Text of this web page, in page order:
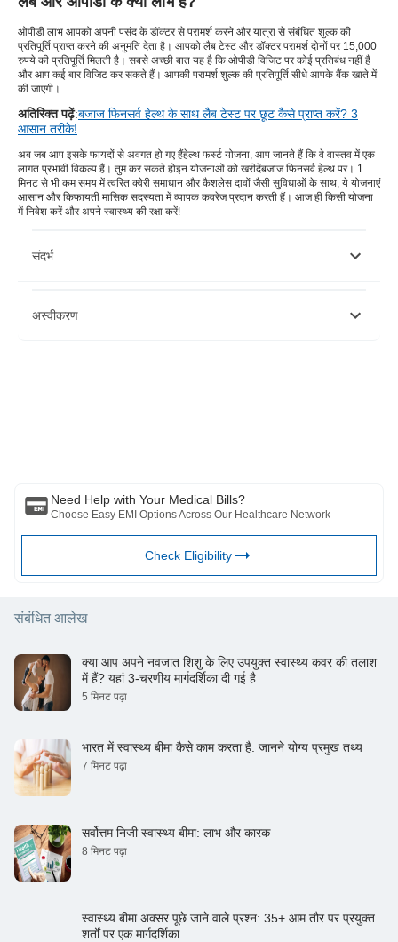
ओपीडी लाभ आपको अपनी पसंद के डॉक्टर से परामर्श करने और यात्रा से संबंधित शुल्क की
प्रतिपूर्ति प्राप्त करने की अनुमति देता है। आपको लैब टेस्ट और डॉक्टर परामर्श दोनों पर 15,000
रुपये की प्रतिपूर्ति मिलती है। सबसे अच्छी बात यह है कि ओपीडी विजिट पर कोई प्रतिबंध नहीं है
और आप कई बार विजिट कर सकते हैं। आपकी परामर्श शुल्क की प्रतिपूर्ति सीधे आपके बैंक खाते में
की जाएगी।
अतिरिक्त पढ़ें:बजाज फिनसर्व हेल्थ के साथ लैब टेस्ट पर छूट कैसे प्राप्त करें? 3
आसान तरीके!
अब जब आप इसके फायदों से अवगत हो गए हैंहेल्थ फर्स्ट योजना , आप जानते हैं कि वे वास्तव में एक
लागत प्रभावी विकल्प हैं। तुम कर सकते होइन योजनाओं को खरीदेंबजाज फिनसर्व हेल्थ पर। 1
मिनट से भी कम समय में त्वरित क्वेरी समाधान और कैशलेस दावों जैसी सुविधाओं के साथ, ये योजनाएं
आसान और किफायती मासिक सदस्यता में व्यापक कवरेज प्रदान करती हैं। आज ही किसी योजना
में निवेश करें और अपने स्वास्थ्य की रक्षा करें!
संदर्भ
https://www.nascollege.org/e%20cotent%2010-4-
अस्वीकरण
Need Help with Your Medical Bills?
Choose Easy EMI Options Across Our Healthcare Network
Check Eligibility
संबंधित आलेख
क्या आप अपने नवजात शिशु के लिए उपयुक्त स्वास्थ्य कवर की तलाश
में हैं? यहां 3-चरणीय मार्गदर्शिका दी गई है
5 मिनट पढ़ा
भारत में स्वास्थ्य बीमा कैसे काम करता है: जानने योग्य प्रमुख तथ्य
7 मिनट पढ़ा
सर्वोत्तम निजी स्वास्थ्य बीमा: लाभ और कारक
8 मिनट पढ़ा
स्वास्थ्य बीमा अक्सर पूछे जाने वाले प्रश्न: 35+ आम तौर पर प्रयुक्त
शर्तों पर एक मार्गदर्शिका